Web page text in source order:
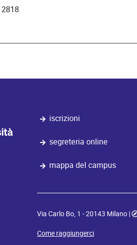
iscrizioni
segreteria online
mappa del campus
Via Carlo Bo, 1 - 20143 Milano |
Come raggiungerci